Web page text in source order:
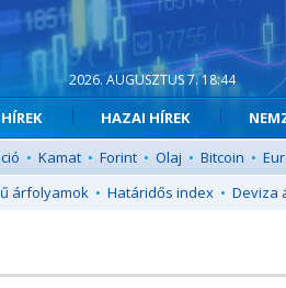
2026. AUGUSZTUS 7. 18:44
HAZAI HÍREK
• Kamat • Forint • Olaj • Bitcoin •
árfolyamok • Határidős index • Deviza